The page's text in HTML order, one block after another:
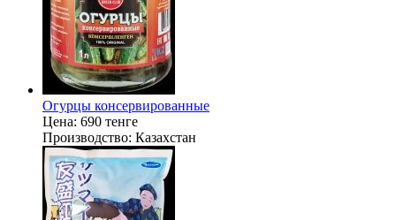
Огурцы консервированные
Цена: 690 тенге
Производство: Казахстан